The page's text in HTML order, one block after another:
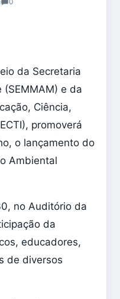
da Secretaria
e da
Ciência,
promoverá
o lançamento do
Ambiental
no Auditório da
da
educadores,
de diversos